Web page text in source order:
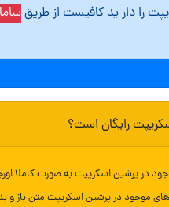
را دار ید کافیست از طریق
رایگان است؟
در پرشین اسکریپت به صورت کاملا
موجود در پرشین اسکریپت متن باز